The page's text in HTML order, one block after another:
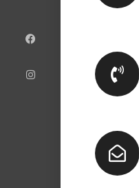
c
e
o
k
s
t
r
a